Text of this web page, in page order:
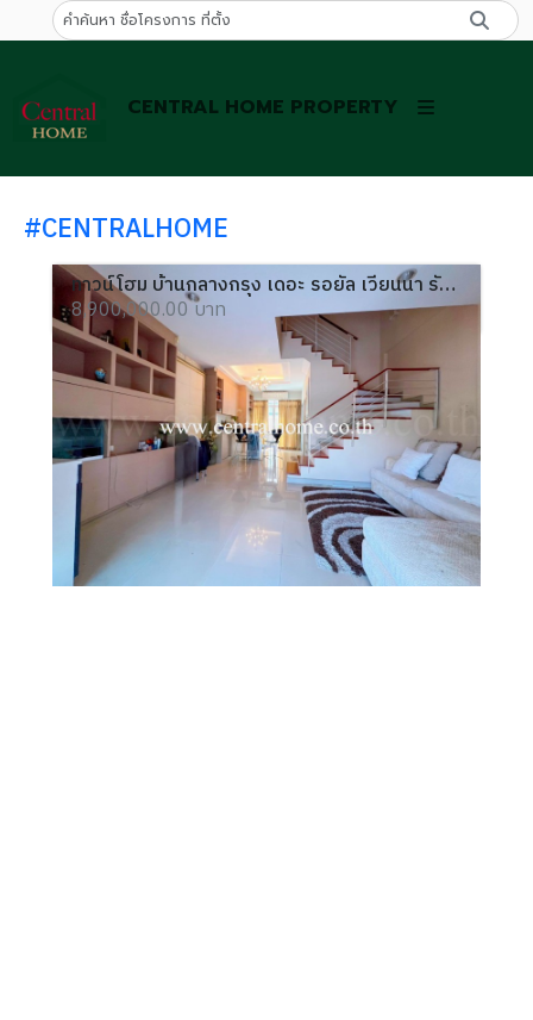
CENTRAL HOME PROPERTY
#CENTRALHOME
ทาวน์โฮม บ้านกลางกรุง เดอะ รอยัล เวียนนา รัชวิภา - รัชดาภิเษก 10
8,900,000.00 บาท